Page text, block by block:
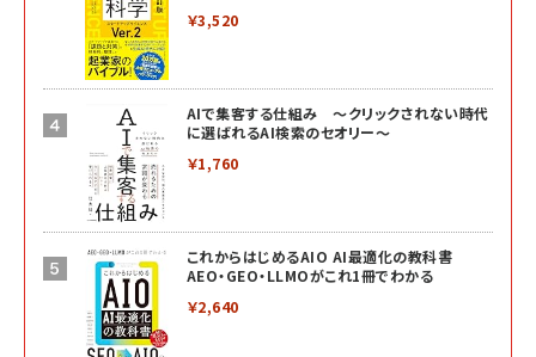
￥3,520
AIで集客する仕組み ～クリックされない時代
に選ばれるAI検索のセオリー～
￥1,760
これからはじめるAIO AI最適化の教科書
AEO・GEO・LLMOがこれ1冊でわかる
￥2,640